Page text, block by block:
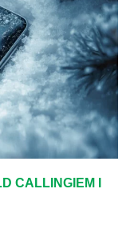
CALLINGIEM I